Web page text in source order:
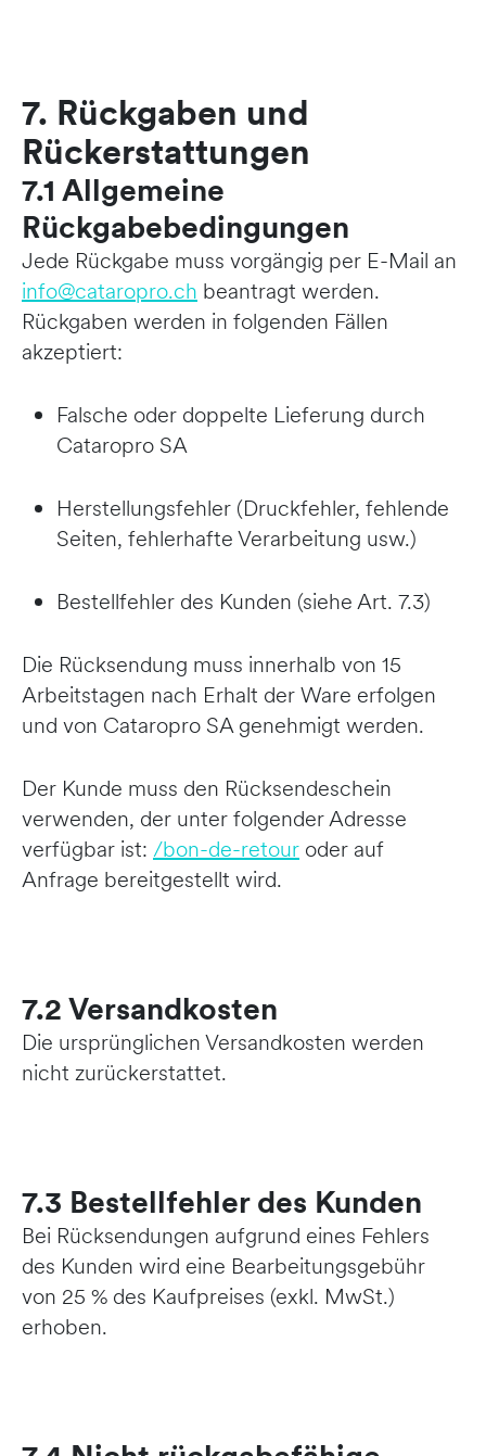
7. Rückgaben und
Rückerstattungen
7.1 Allgemeine
Rückgabebedingungen
Jede Rückgabe muss vorgängig per E-Mail an
info@cataropro.ch beantragt werden.
Rückgaben werden in folgenden Fällen
akzeptiert:
Falsche oder doppelte Lieferung durch
Cataropro SA
Herstellungsfehler (Druckfehler, fehlende
Seiten, fehlerhafte Verarbeitung usw.)
Bestellfehler des Kunden (siehe Art. 7.3)
Die Rücksendung muss innerhalb von 15
Arbeitstagen nach Erhalt der Ware erfolgen
und von Cataropro SA genehmigt werden.
Der Kunde muss den Rücksendeschein
verwenden, der unter folgender Adresse
verfügbar ist: /bon-de-retour oder auf
Anfrage bereitgestellt wird.
7.2 Versandkosten
Die ursprünglichen Versandkosten werden
nicht zurückerstattet.
7.3 Bestellfehler des Kunden
Bei Rücksendungen aufgrund eines Fehlers
des Kunden wird eine Bearbeitungsgebühr
von 25 % des Kaufpreises (exkl. MwSt.)
erhoben.